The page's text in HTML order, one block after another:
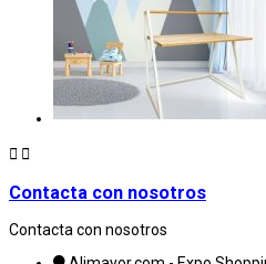
 
Contacta con nosotros
Contacta con nosotros